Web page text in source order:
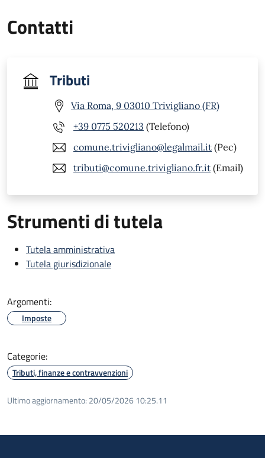
Contatti
Tributi
Via Roma, 9 03010 Trivigliano (FR)
+39 0775 520213 (Telefono)
comune.trivigliano@legalmail.it (Pec)
tributi@comune.trivigliano.fr.it (Email)
Strumenti di tutela
Tutela amministrativa
Tutela giurisdizionale
Argomenti:
Imposte
Categorie:
Tributi, finanze e contravvenzioni
Ultimo aggiornamento: 20/05/2026 10:25.11